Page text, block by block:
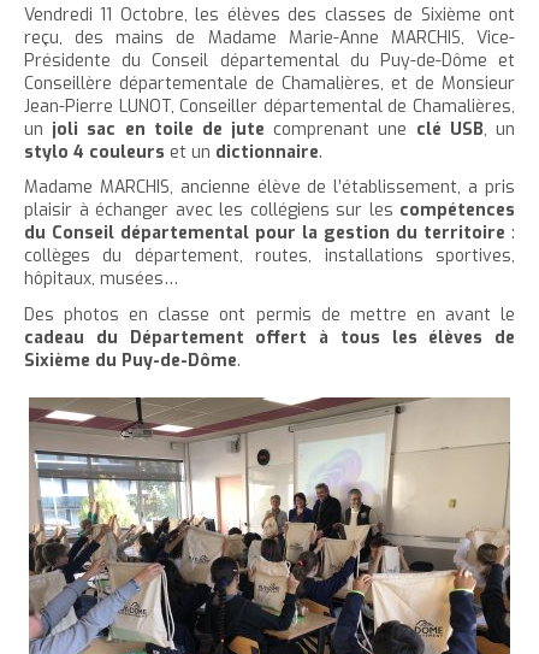
h
è
c
l
e
a
c
c
u
e
i
t
e
r
l
a
a
l
e
d
t
e
x
t
e
e
r
l
a
t
i
l
l
d
u
e
x
t
e
e
r
c
e
t
t
e
p
e
e
r
c
e
c
o
n
t
e
u
Vendredi 11 Octobre, les élèves des classes de Sixième ont
reçu, des mains de Madame Marie-Anne MARCHIS, Vice-
Présidente du Conseil départemental du Puy-de-Dôme et
Conseillère départementale de Chamalières, et de Monsieur
Jean-Pierre LUNOT, Conseiller départemental de Chamalières,
un joli sac en toile de jute comprenant une clé USB, un
stylo 4 couleurs et un dictionnaire.
Madame MARCHIS, ancienne élève de l’établissement, a pris
plaisir à échanger avec les collégiens sur les compétences
du Conseil départemental pour la gestion du territoire :
collèges du département, routes, installations sportives,
hôpitaux, musées…
Des photos en classe ont permis de mettre en avant le
cadeau du Département offert à tous les élèves de
Sixième du Puy-de-Dôme.